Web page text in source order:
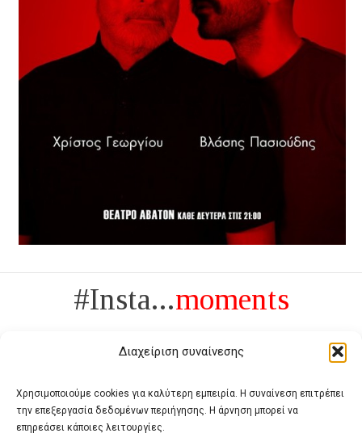
Διαχείριση συναίνεσης
Χρησιμοποιούμε cookies για καλύτερη εμπειρία. Η συναίνεση επιτρέπει
την επεξεργασία δεδομένων περιήγησης. Η άρνηση μπορεί να
επηρεάσει κάποιες λειτουργίες.
#Insta...moments
Πολυτέλεια δεν είναι το αντίθετο της ανέχειας, είναι το αντίθετο της